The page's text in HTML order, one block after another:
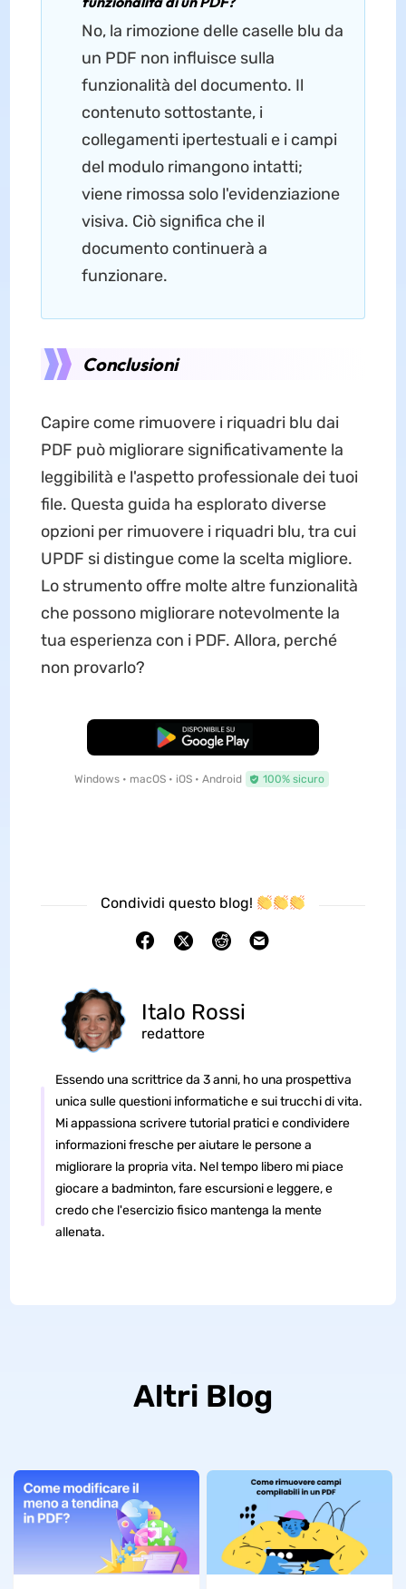
No, la rimozione delle caselle blu da
un PDF non influisce sulla
funzionalità del documento. Il
contenuto sottostante, i
collegamenti ipertestuali e i campi
del modulo rimangono intatti;
viene rimossa solo l'evidenziazione
visiva. Ciò significa che il
documento continuerà a
funzionare.
Conclusioni
Capire come rimuovere i riquadri blu dai
PDF può migliorare significativamente la
leggibilità e l'aspetto professionale dei tuoi
file. Questa guida ha esplorato diverse
opzioni per rimuovere i riquadri blu, tra cui
UPDF si distingue come la scelta migliore.
Lo strumento offre molte altre funzionalità
che possono migliorare notevolmente la
tua esperienza con i PDF. Allora, perché
non provarlo?
Download Gratis
Windows • macOS • iOS • Android 100% sicuro
Condividi questo blog!
Italo Rossi
redattore
Essendo una scrittrice da 3 anni, ho una prospettiva
unica sulle questioni informatiche e sui trucchi di vita.
Mi appassiona scrivere tutorial pratici e condividere
informazioni fresche per aiutare le persone a
migliorare la propria vita. Nel tempo libero mi piace
giocare a badminton, fare escursioni e leggere, e
credo che l'esercizio fisico mantenga la mente
allenata.
Altri Blog